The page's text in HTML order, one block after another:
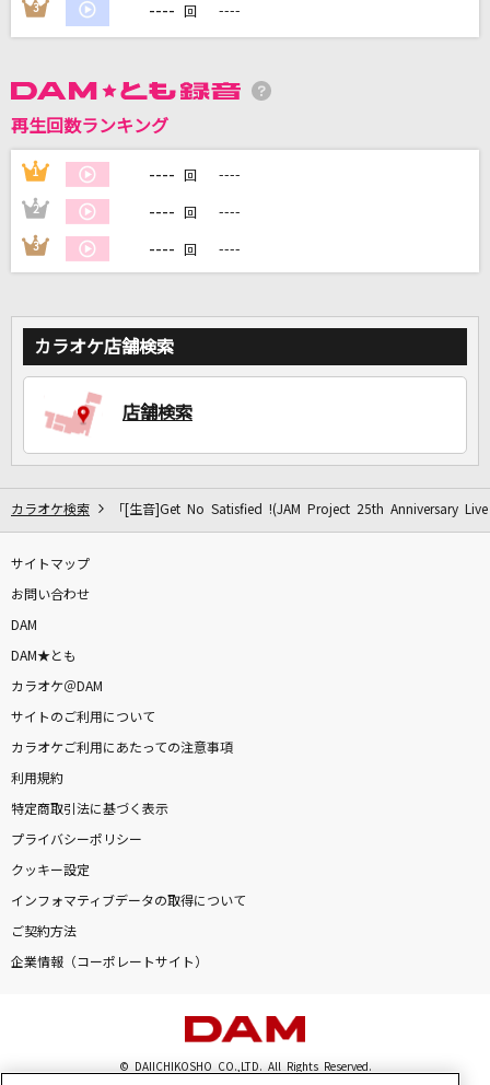
DAMの新曲・ランキングなど
カラオケ最新情報をチェック！
DAMに会員登録・ログインして
家族や友達と一緒に！練習にも！
3 ---- 回 ----
再生回数ランキング
1 ---- 回 ----
2 ---- 回 ----
3 ---- 回 ----
カラオケ店舗検索
店舗検索
カラオケ検索 「[生音]Get No Satisfied !(JAM Project 25th Anniversary Live
サイトマップ
お問い合わせ
DAM
DAM★とも
カラオケ＠DAM
サイトのご利用について
カラオケご利用にあたっての注意事項
利用規約
特定商取引法に基づく表示
プライバシーポリシー
クッキー設定
インフォマティブデータの取得について
ご契約方法
企業情報（コーポレートサイト）
© DAIICHIKOSHO CO.,LTD. All Rights Reserved.